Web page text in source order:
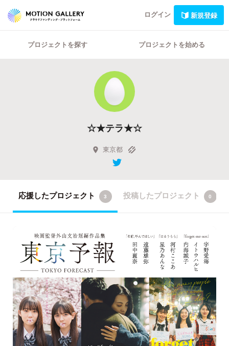
ログイン 新規登録
プロジェクトを探す プロジェクトを始める
☆★テラ★☆
東京都
応援したプロジェクト 3 投稿したプロジェクト 0